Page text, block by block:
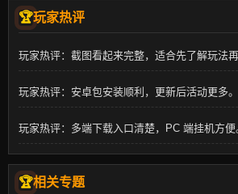
玩家热评
玩家热评：截图看起来完整，适合先了解玩法再
玩家热评：安卓包安装顺利，更新后活动更多。
玩家热评：多端下载入口清楚，PC 端挂机方便
相关专题